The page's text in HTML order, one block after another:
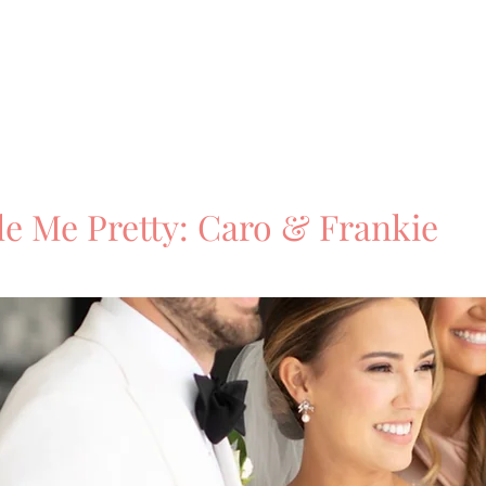
Me Pretty: Caro & Frankie